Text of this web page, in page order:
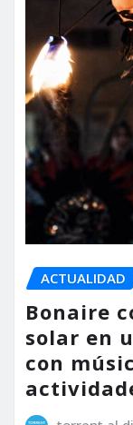
ACTUALIDAD
Bonaire
solar en
con